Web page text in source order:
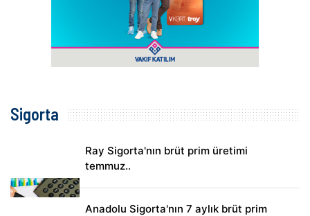
Sigorta
Ray Sigorta'nın brüt prim üretimi
temmuz..
Anadolu Sigorta'nın 7 aylık brüt prim